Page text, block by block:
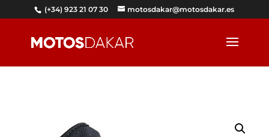
(+34) 923 21 07 30 motosdakar@motosdakar.es